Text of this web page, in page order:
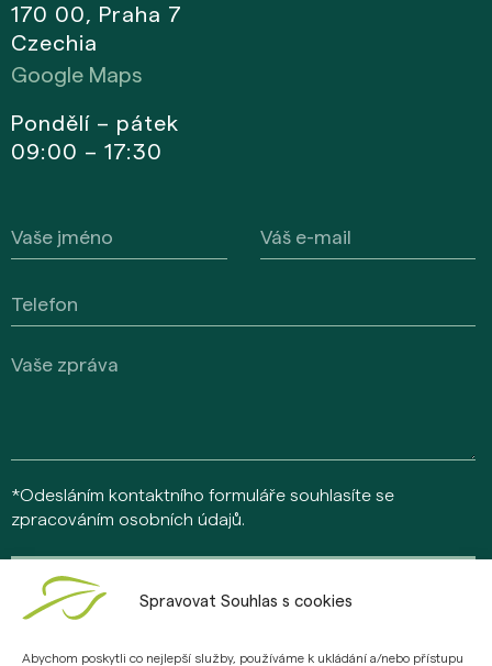
Spravovat Souhlas s cookies
Abychom poskytli co nejlepší služby, používáme k ukládání a/nebo přístupu
170 00, Praha 7
Czechia
Google Maps
Pondělí – pátek
09:00 – 17:30
*Odesláním kontaktního formuláře souhlasíte se
zpracováním osobních údajů.